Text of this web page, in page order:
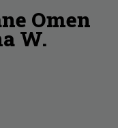
Omen
W.